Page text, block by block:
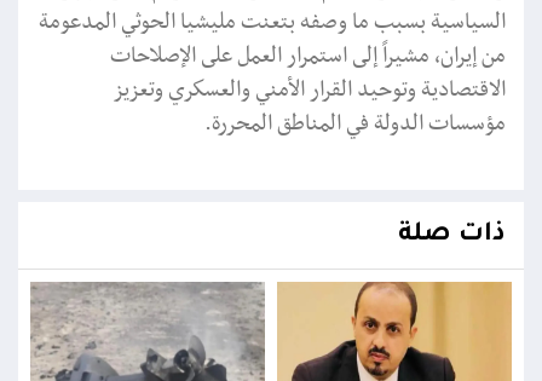
السياسية بسبب ما وصفه بتعنت مليشيا الحوثي المدعومة
من إيران، مشيراً إلى استمرار العمل على الإصلاحات
الاقتصادية وتوحيد القرار الأمني والعسكري وتعزيز
مؤسسات الدولة في المناطق المحررة.
ذات صلة